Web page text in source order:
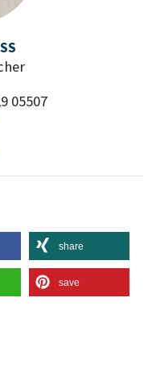
05507
share
save